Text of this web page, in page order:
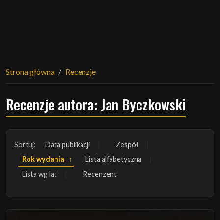
Strona główna Recenzje
Recenzje autora: Jan Byczkowski
Sortuj: Data publikacji
Zespół
Rok wydania
Lista alfabetyczna
Lista wg lat
Recenzent